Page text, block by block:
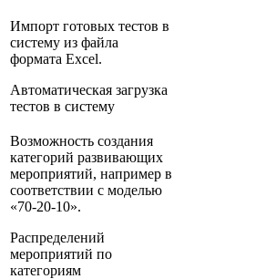
Импорт готовых тестов в
систему из файла
формата Excel.
Автоматическая загрузка
тестов в систему
Возможность создания
категорий развивающих
мероприятий, например в
соответствии с моделью
«70-20-10».
Распределений
мероприятий по
категориям